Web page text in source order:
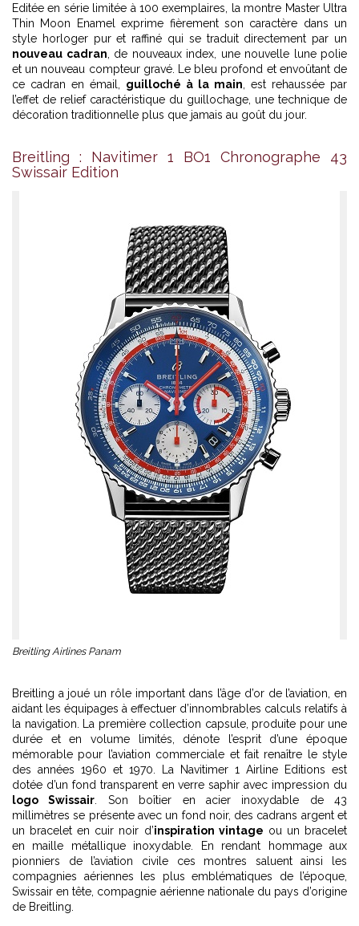
Editée en série limitée à 100 exemplaires, la montre Master Ultra
Thin Moon Enamel exprime fièrement son caractère dans un
style horloger pur et raffiné qui se traduit directement par un
nouveau cadran , de nouveaux index, une nouvelle lune polie
et un nouveau compteur gravé. Le bleu profond et envoûtant de
ce cadran en émail, guilloché à la main , est rehaussée par
l’effet de relief caractéristique du guillochage, une technique de
décoration traditionnelle plus que jamais au goût du jour.
Breitling : Navitimer 1 BO1 Chronographe 43
Swissair Edition
Breitling Airlines Panam
Breitling a joué un rôle important dans l’âge d’or de l’aviation, en
aidant les équipages à effectuer d’innombrables calculs relatifs à
la navigation. La première collection capsule, produite pour une
durée et en volume limités, dénote l’esprit d’une époque
mémorable pour l’aviation commerciale et fait renaître le style
des années 1960 et 1970. La Navitimer 1 Airline Editions est
dotée d’un fond transparent en verre saphir avec impression du
logo Swissair . Son boîtier en acier inoxydable de 43
millimètres se présente avec un fond noir, des cadrans argent et
un bracelet en cuir noir d’inspiration vintage ou un bracelet
en maille métallique inoxydable. En rendant hommage aux
pionniers de l’aviation civile ces montres saluent ainsi les
compagnies aériennes les plus emblématiques de l’époque,
Swissair en tête, compagnie aérienne nationale du pays d’origine
de Breitling.